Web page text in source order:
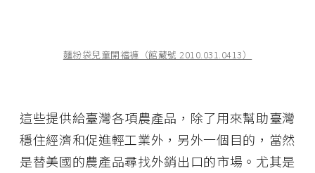
麵粉袋兒童開襠褲（館藏號 2010.031.0413）
這些提供給臺灣各項農產品，除了用來幫助臺灣
穩住經濟和促進輕工業外，另外一個目的，當然
是替美國的農產品尋找外銷出口的市場。尤其是